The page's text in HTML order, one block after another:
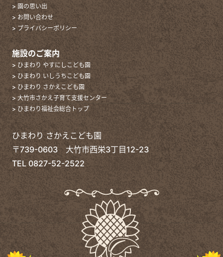
> 園の思い出
> お問い合わせ
> プライバシーポリシー
施設のご案内
> ひまわり やすにしこども園
> ひまわり いしうちこども園
> ひまわり さかえこども園
> 大竹市さかえ子育て支援センター
> ひまわり福祉会総合トップ
ひまわり さかえこども園
〒739-0603 大竹市西栄3丁目12-23
TEL0827-52-2522